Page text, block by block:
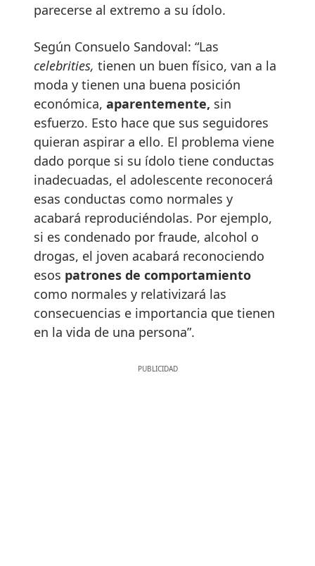
parecerse al extremo a su ídolo.
Según Consuelo Sandoval: “Las
celebrities, tienen un buen físico, van a la
moda y tienen una buena posición
económica, aparentemente, sin
esfuerzo. Esto hace que sus seguidores
quieran aspirar a ello. El problema viene
dado porque si su ídolo tiene conductas
inadecuadas, el adolescente reconocerá
esas conductas como normales y
acabará reproduciéndolas. Por ejemplo,
si es condenado por fraude, alcohol o
drogas, el joven acabará reconociendo
esos patrones de comportamiento
como normales y relativizará las
consecuencias e importancia que tienen
en la vida de una persona”.